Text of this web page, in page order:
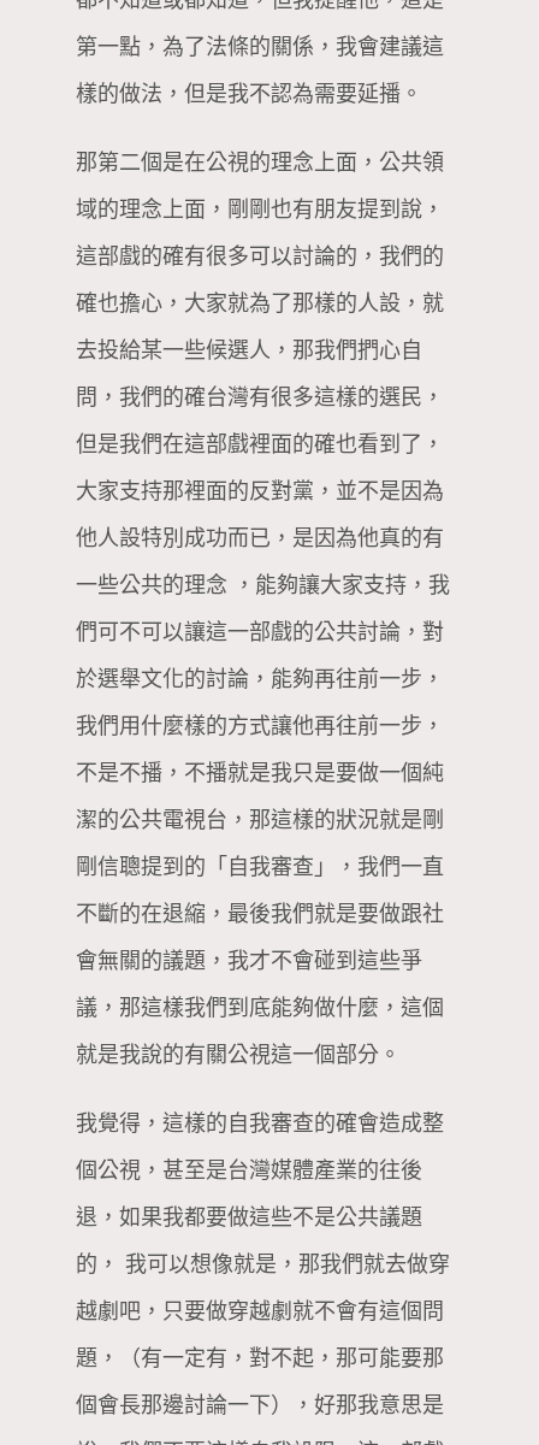
第一點，為了法條的關係，我會建議這
樣的做法，但是我不認為需要延播。
那第二個是在公視的理念上面，公共領
域的理念上面，剛剛也有朋友提到說，
這部戲的確有很多可以討論的，我們的
確也擔心，大家就為了那樣的人設，就
去投給某一些候選人，那我們捫心自
問，我們的確台灣有很多這樣的選民，
但是我們在這部戲裡面的確也看到了，
大家支持那裡面的反對黨，並不是因為
他人設特別成功而已，是因為他真的有
一些公共的理念 ，能夠讓大家支持，我
們可不可以讓這一部戲的公共討論，對
於選舉文化的討論，能夠再往前一步，
我們用什麼樣的方式讓他再往前一步，
不是不播，不播就是我只是要做一個純
潔的公共電視台，那這樣的狀況就是剛
剛信聰提到的「自我審查」，我們一直
不斷的在退縮，最後我們就是要做跟社
會無關的議題，我才不會碰到這些爭
議，那這樣我們到底能夠做什麼，這個
就是我說的有關公視這一個部分。
我覺得，這樣的自我審查的確會造成整
個公視，甚至是台灣媒體產業的往後
退，如果我都要做這些不是公共議題
的， 我可以想像就是，那我們就去做穿
越劇吧，只要做穿越劇就不會有這個問
題，（有一定有，對不起，那可能要那
個會長那邊討論一下），好那我意思是